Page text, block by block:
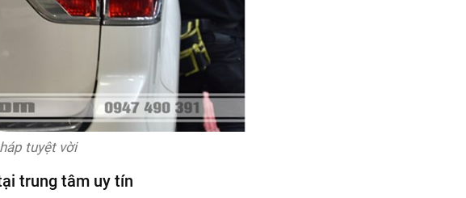
tuyệt vời
trung tâm uy tín